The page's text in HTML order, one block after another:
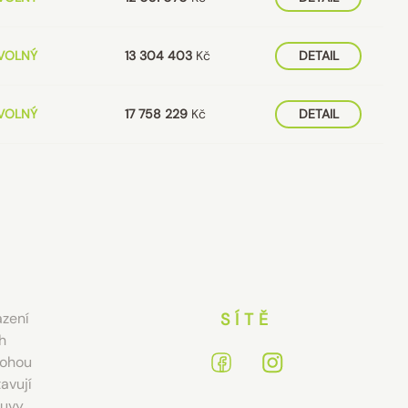
13 304 403 Kč DETAIL
17 758 229 Kč DETAIL
SÍTĚ